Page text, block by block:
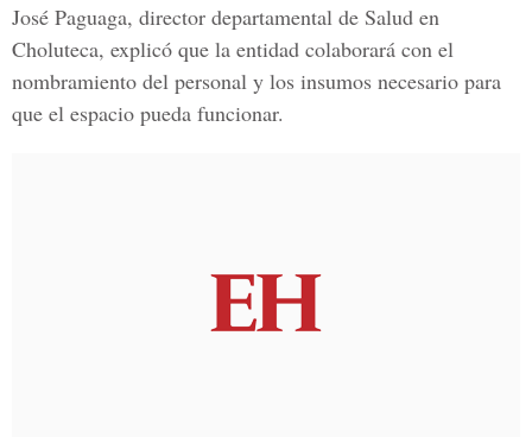
José Paguaga, director departamental de Salud en
Choluteca, explicó que la entidad colaborará con el
nombramiento del personal y los insumos necesario para
que el espacio pueda funcionar.